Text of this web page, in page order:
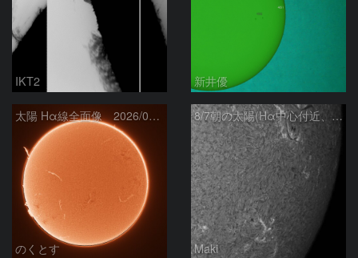
IKT2 新井優
太陽 Hα線全面像 2026/08/07
のくとす
8/7朝の太陽(Hα中心付近、4498、4502付近)
Maki